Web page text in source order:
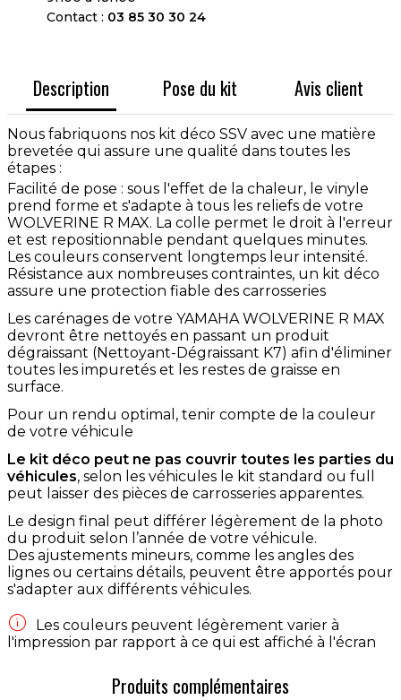
Contact : 03 85 30 30 24
Description Pose du kit Avis client
Nous fabriquons nos kit déco SSV avec une matière
brevetée qui assure une qualité dans toutes les
étapes :
Facilité de pose : sous l'effet de la chaleur, le vinyle
prend forme et s'adapte à tous les reliefs de votre
WOLVERINE R MAX. La colle permet le droit à l'erreur
et est repositionnable pendant quelques minutes.
Les couleurs conservent longtemps leur intensité.
Résistance aux nombreuses contraintes, un kit déco
assure une protection fiable des carrosseries
Les carénages de votre YAMAHA WOLVERINE R MAX
devront être nettoyés en passant un produit
dégraissant (Nettoyant-Dégraissant K7) afin d'éliminer
toutes les impuretés et les restes de graisse en
surface.
Pour un rendu optimal, tenir compte de la couleur
de votre véhicule
Le kit déco peut ne pas couvrir toutes les parties du
véhicules, selon les véhicules le kit standard ou full
peut laisser des pièces de carrosseries apparentes.
Le design final peut différer légèrement de la photo
du produit selon l’année de votre véhicule.
Des ajustements mineurs, comme les angles des
lignes ou certains détails, peuvent être apportés pour
s'adapter aux différents véhicules.

Les couleurs peuvent légèrement varier à
l'impression par rapport à ce qui est affiché à l'écran
Produits complémentaires